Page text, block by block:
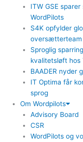
ITW GSE
WordPilots
S4K opfylder
oversætterteam
Sproglig
kvalitetsløft hos
BAADER nyder
IT Optima får
sprog
Om Wordpilots
Advisory Board
CSR
WordPilots og